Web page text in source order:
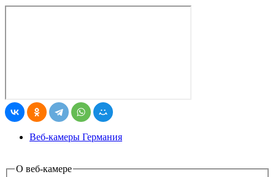
Веб-камеры Германия
О веб-камере